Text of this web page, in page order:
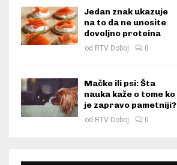
Jedan znak ukazuje
na to da ne unosite
dovoljno proteina
od RTV Doboj 0
Mačke ili psi: Šta
nauka kaže o tome ko
je zapravo pametniji?
od RTV Doboj 0